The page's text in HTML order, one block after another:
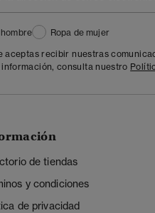
Ropa de mujer
aceptas recibir nuestras
consulta nuestro
de tiendas
y condiciones
de privacidad